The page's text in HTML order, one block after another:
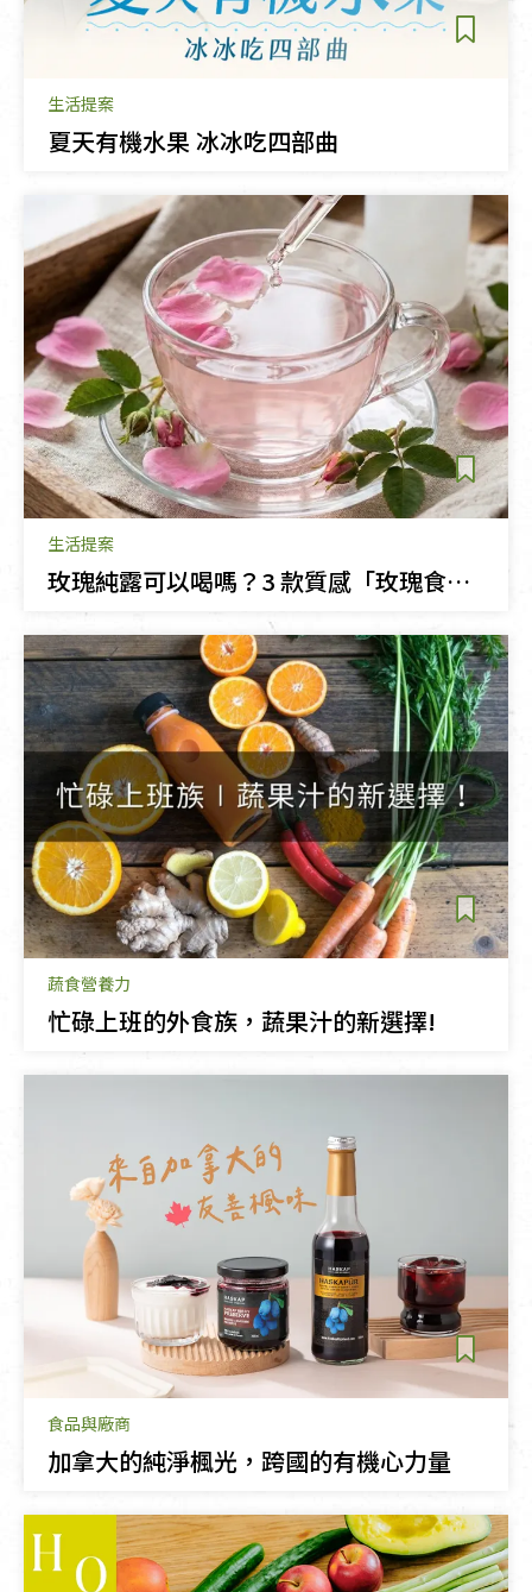
生活提案
夏天有機水果 冰冰吃四部曲
生活提案
玫瑰純露可以喝嗎？3 款質感「玫瑰食譜」提案，在家享受天然花香儀式感！
蔬食營養力
忙碌上班的外食族，蔬果汁的新選擇!
食品與廠商
加拿大的純淨楓光，跨國的有機心力量